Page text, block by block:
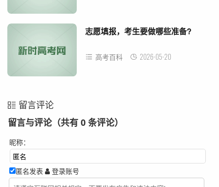
志愿填报，考生要做哪些准备?
高考百科 2026-05-20
留言评论
留言与评论（共有 0 条评论）
昵称：
匿名发表 登录账号